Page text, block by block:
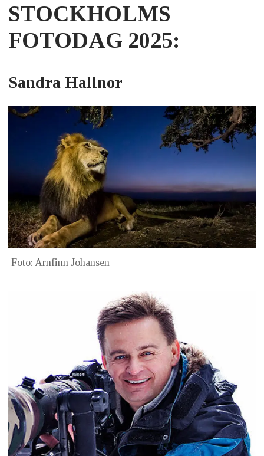
STOCKHOLMS
FOTODAG 2025:
Sandra Hallnor
Foto: Arnfinn Johansen